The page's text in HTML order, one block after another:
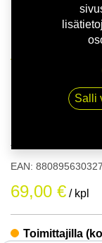
155/
EAN:
69,00 € / kpl
Toimittajilla
Salli